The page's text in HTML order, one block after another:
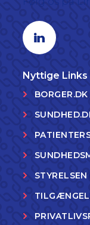
Linkedin profil
Nyttige Links
BORGER.DK